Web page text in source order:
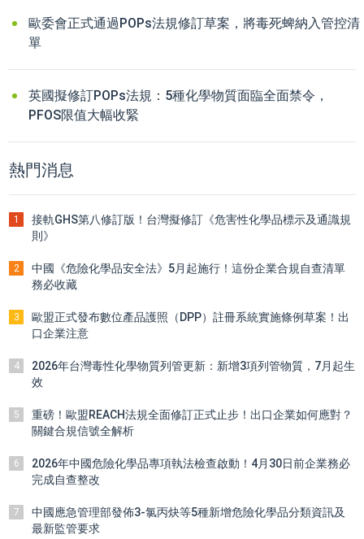
歐委會正式通過POPs法規修訂草案，將毒死蜱納入管控清
單
英國擬修訂POPs法規：5種化學物質面臨全面禁令，
PFOS限值大幅收緊
熱門消息
1
接軌GHS第八修訂版！台灣擬修訂《危害性化學品標示及通識規
則》
2
中國《危險化學品安全法》5月起施行！這份企業合規自查清單
務必收藏
3
歐盟正式發布數位產品護照（DPP）註冊系統實施條例草案！出
口企業注意
4
2026年台灣毒性化學物質列管更新：新增3項列管物質，7月起生
效
5
重磅！歐盟REACH法規全面修訂正式止步！出口企業如何應對？
關鍵合規信號全解析
6
2026年中國危險化學品專項執法檢查啟動！4月30日前企業務必
完成自查整改
7
中國應急管理部發佈3-氯丙炔等5種新增危險化學品分類資訊及
最新監管要求